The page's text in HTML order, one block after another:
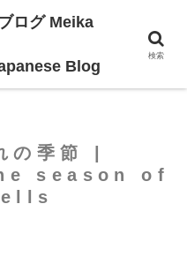
の季節 |
season of
ログ Meika
Blog
検索